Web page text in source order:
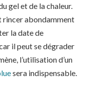
gel et de la chaleur.
rincer abondamment
la date de
il peut se dégrader
l’utilisation d’un
sera indispensable.